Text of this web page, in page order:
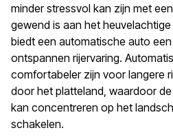
minder stressvol kan zijn met
gewend is aan het
biedt een automatische auto
ontspannen rijervaring.
comfortabeler zijn voor langere
door het platteland, waardoor
kan concentreren op het
schakelen.